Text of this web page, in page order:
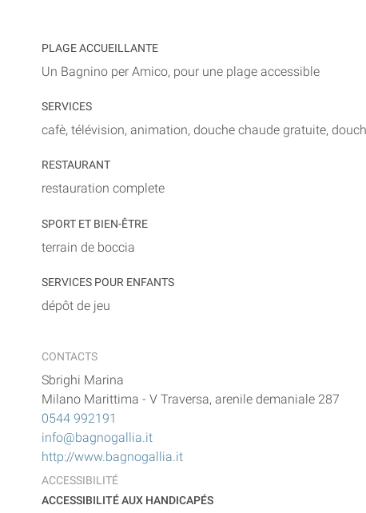
PLAGE ACCUEILLANTE
Un Bagnino per Amico, pour une plage accessible
SERVICES
cafè, télévision, animation, douche chaude gratuite,
RESTAURANT
restauration complete
SPORT ET BIEN-ÊTRE
terrain de boccia
SERVICES POUR ENFANTS
dépôt de jeu
CONTACTS
Sbrighi Marina
Milano Marittima - V Traversa, arenile demaniale 287
0544 992191
info@bagnogallia.it
http://www.bagnogallia.it
ACCESSIBILITÉ
ACCESSIBILITÉ AUX HANDICAPÉS